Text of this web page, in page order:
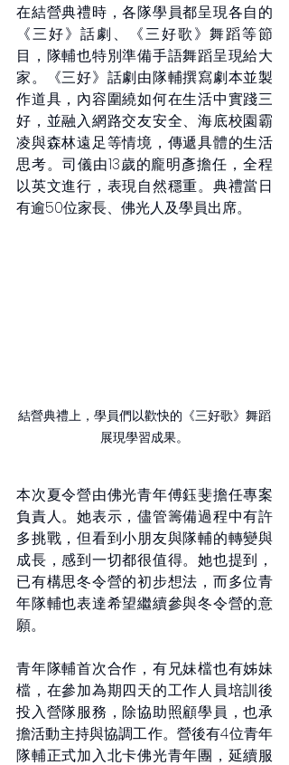
在結營典禮時，各隊學員都呈現各自的
《三好》話劇、《三好歌》舞蹈等節
目，隊輔也特別準備手語舞蹈呈現給大
家。《三好》話劇由隊輔撰寫劇本並製
作道具，內容圍繞如何在生活中實踐三
好，並融入網路交友安全、海底校園霸
凌與森林遠足等情境，傳遞具體的生活
思考。司儀由13歲的龐明彥擔任，全程
以英文進行，表現自然穩重。典禮當日
有逾50位家長、佛光人及學員出席。
結營典禮上，學員們以歡快的《三好歌》舞蹈
展現學習成果。
本次夏令營由佛光青年傅鈺斐擔任專案
負責人。她表示，儘管籌備過程中有許
多挑戰，但看到小朋友與隊輔的轉變與
成長，感到一切都很值得。她也提到，
已有構思冬令營的初步想法，而多位青
年隊輔也表達希望繼續參與冬令營的意
願。
青年隊輔首次合作，有兄妹檔也有姊妹
檔，在參加為期四天的工作人員培訓後
投入營隊服務，除協助照顧學員，也承
擔活動主持與協調工作。營後有4位青年
隊輔正式加入北卡佛光青年團，延續服